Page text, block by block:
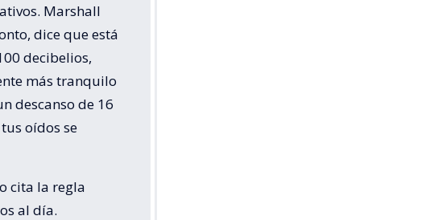
Marshall
dice que está
decibelios,
más tranquilo
descanso de 16
oídos se
cita la regla
al día.